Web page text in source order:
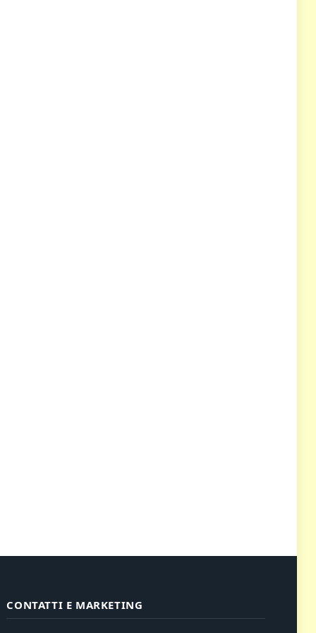
CONTATTI E MARKETING